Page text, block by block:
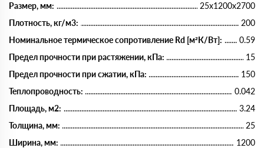
Размер, мм:
25х1200х2700
Плотность, кг/м3:
200
Номинальное термическое сопротивление Rd [м²К/Вт]:
0.59
Предел прочности при растяжении, кПа:
15
Предел прочности при сжатии, кПа:
150
Теплопроводность:
0.042
Площадь, м2:
3.24
Толщина, мм:
25
Ширина, мм:
1200